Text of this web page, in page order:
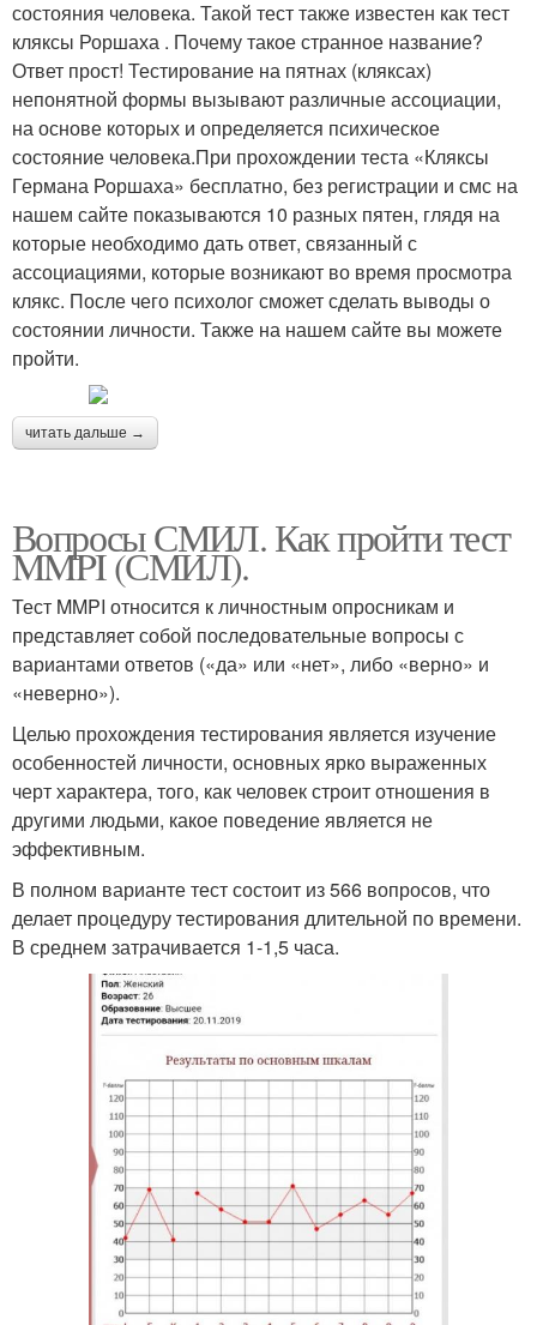
состояния человека. Такой тест также известен как тест
кляксы Роршаха . Почему такое странное название?
Ответ прост! Тестирование на пятнах (кляксах)
непонятной формы вызывают различные ассоциации,
на основе которых и определяется психическое
состояние человека.При прохождении теста «Кляксы
Германа Роршаха» бесплатно, без регистрации и смс на
нашем сайте показываются 10 разных пятен, глядя на
которые необходимо дать ответ, связанный с
ассоциациями, которые возникают во время просмотра
клякс. После чего психолог сможет сделать выводы о
состоянии личности. Также на нашем сайте вы можете
пройти.
читать дальше →
Вопросы СМИЛ. Как пройти тест
MMPI (СМИЛ).
Тест MMPI относится к личностным опросникам и
представляет собой последовательные вопросы с
вариантами ответов («да» или «нет», либо «верно» и
«неверно»).
Целью прохождения тестирования является изучение
особенностей личности, основных ярко выраженных
черт характера, того, как человек строит отношения в
другими людьми, какое поведение является не
эффективным.
В полном варианте тест состоит из 566 вопросов, что
делает процедуру тестирования длительной по времени.
В среднем затрачивается 1-1,5 часа.